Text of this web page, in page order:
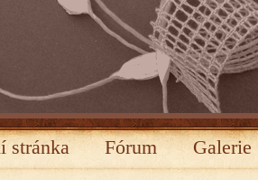
stránka Fórum Galerie